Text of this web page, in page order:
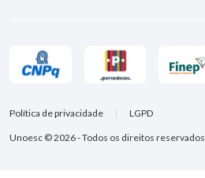
Unoesc © 2026 - Todos os direitos reservados
Política de privacidade LGPD